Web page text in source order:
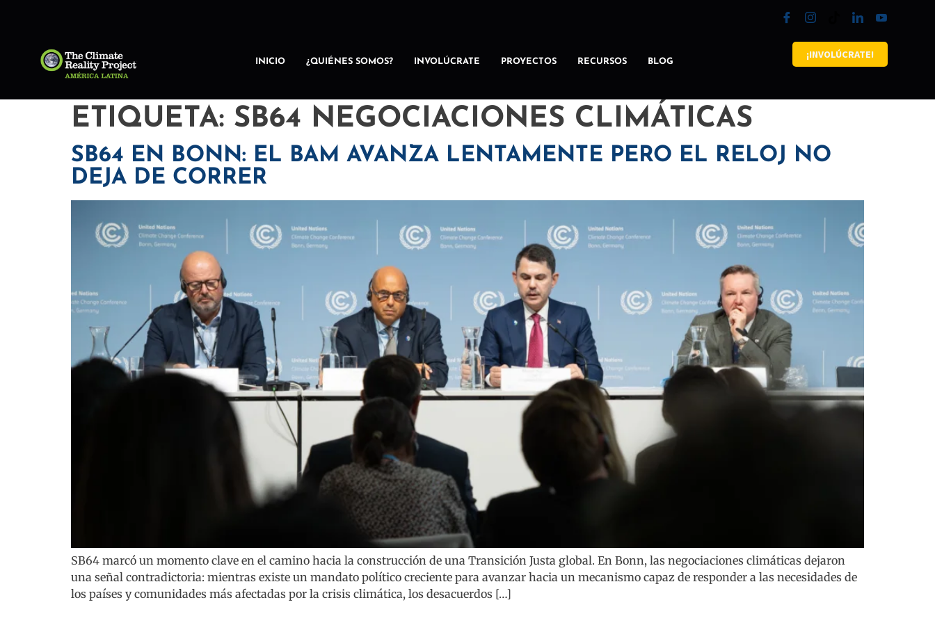
INICIO ¿QUIÉNES SOMOS? INVOLÚCRATE PROYECTOS RECURSOS BLOG
¡INVOLÚCRATE!
ETIQUETA: SB64 NEGOCIACIONES CLIMÁTICAS
SB64 EN BONN: EL BAM AVANZA LENTAMENTE PERO EL RELOJ NO
DEJA DE CORRER
SB64 marcó un momento clave en el camino hacia la construcción de una Transición Justa global. En Bonn, las negociaciones climáticas dejaron
una señal contradictoria: mientras existe un mandato político creciente para avanzar hacia un mecanismo capaz de responder a las necesidades de
los países y comunidades más afectadas por la crisis climática, los desacuerdos […]